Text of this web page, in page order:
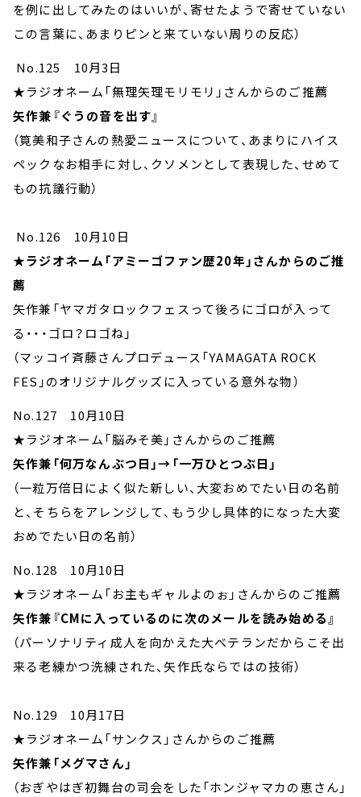
を例に出してみたのはいいが、寄せたようで寄せていない
この言葉に、あまりピンと来ていない周りの反応）
No.125 10月3日
★ラジオネーム「無理矢理モリモリ」さんからのご推薦
矢作兼『ぐうの音を出す』
（筧美和子さんの熱愛ニュースについて、あまりにハイス
ペックなお相手に対し、クソメンとして表現した、せめて
もの抗議行動）
No.126 10月10日
★ラジオネーム「アミーゴファン歴20年」さんからのご推
薦
矢作兼「ヤマガタロックフェスって後ろにゴロが入って
る・・・ゴロ？ロゴね」
（マッコイ斉藤さんプロデュース「YAMAGATA ROCK
FES」のオリジナルグッズに入っている意外な物）
No.127 10月10日
★ラジオネーム「脳みそ美」さんからのご推薦
矢作兼「何万なんぶつ日」→「一万ひとつぶ日」
（一粒万倍日によく似た新しい、大変おめでたい日の名前
と、そちらをアレンジして、もう少し具体的になった大変
おめでたい日の名前）
No.128 10月10日
★ラジオネーム「お主もギャルよのぉ」さんからのご推薦
矢作兼『CMに入っているのに次のメールを読み始める』
（パーソナリティ成人を向かえた大ベテランだからこそ出
来る老練かつ洗練された、矢作氏ならではの技術）
No.129 10月17日
★ラジオネーム「サンクス」さんからのご推薦
矢作兼「メグマさん」
（おぎやはぎ初舞台の司会をした「ホンジャマカの恵さん」